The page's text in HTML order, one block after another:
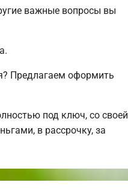
важные вопросы вы
Предлагаем оформить
под ключ, со своей
в рассрочку, за